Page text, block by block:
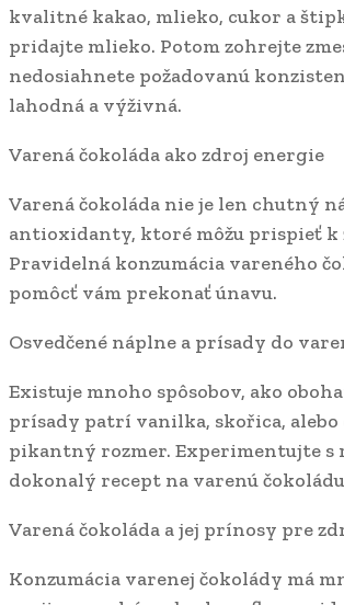
kvalitné kakao, mlieko, cukor a
pridajte mlieko. Potom zohrejte
nedosiahnete požadovanú
lahodná a výživná.
Varená čokoláda ako zdroj energie
Varená čokoláda nie je len chutný
antioxidanty, ktoré môžu prispieť k
Pravidelná konzumácia vareného
pomôcť vám prekonať únavu.
Osvedčené náplne a prísady do
Existuje mnoho spôsobov, ako
prísady patrí vanilka, skořica,
pikantný rozmer. Experimentujte
dokonalý recept na varenú
Varená čokoláda a jej prínosy pre
Konzumácia varenej čokolády má